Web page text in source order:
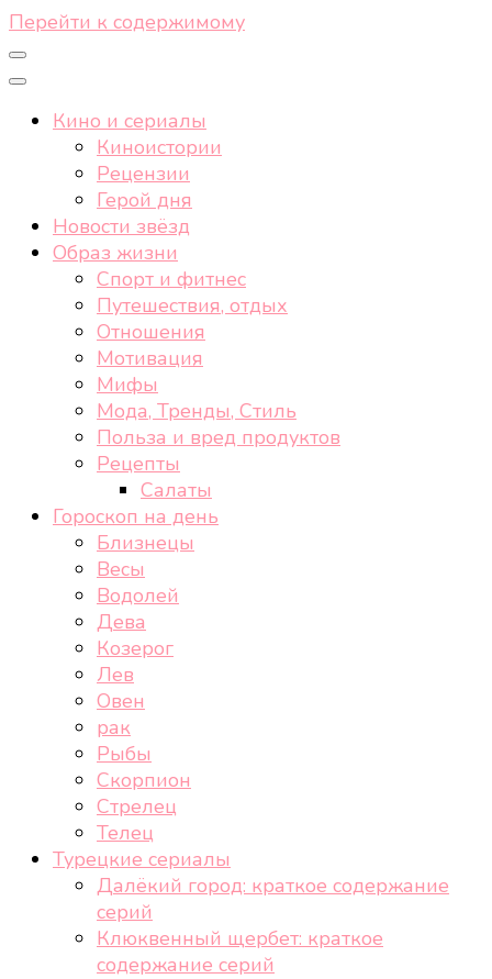
Перейти к содержимому
Кино и сериалы
Киноистории
Рецензии
Герой дня
Новости звёзд
Образ жизни
Спорт и фитнес
Путешествия, отдых
Отношения
Мотивация
Мифы
Мода, Тренды, Стиль
Польза и вред продуктов
Рецепты
Салаты
Гороскоп на день
Близнецы
Весы
Водолей
Дева
Козерог
Лев
Овен
рак
Рыбы
Скорпион
Стрелец
Телец
Турецкие сериалы
Далёкий город: краткое содержание
серий
Клюквенный щербет: краткое
содержание серий